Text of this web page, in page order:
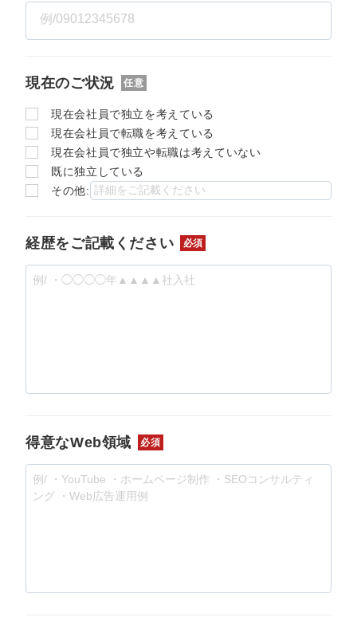
現在のご状況 任意
現在会社員で独立を考えている
現在会社員で転職を考えている
現在会社員で独立や転職は考えていない
既に独立している
その他:
経歴をご記載ください 必須
得意なWeb領域 必須